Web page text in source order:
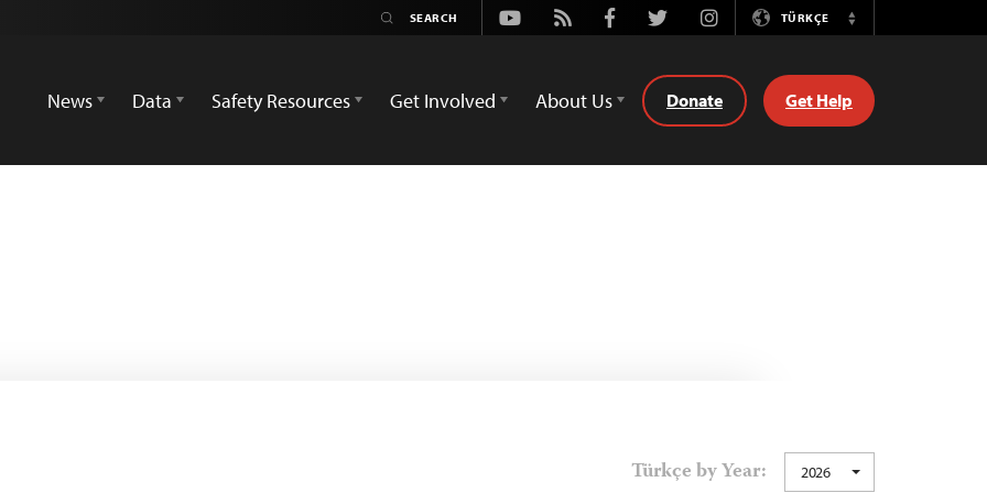
Youtube
Rss FacebookTwitterInstagramTÜRKÇE
Switch
News
Data Safety Resources Get Involved About Us Donate Get Help
Türkçe by Year: 2026